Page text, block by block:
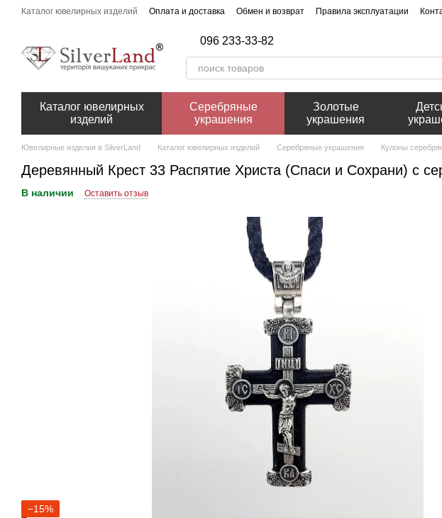
Перейти к основному контенту
Каталог ювелирных изделий Оплата и доставка Обмен и возврат Правила эксплуатации
096 233-33-82
Каталог ювелирных
изделий
Серебряные
украшения
Золотые
украшения
Ювелирные изделия в SilverLand Каталог ювелирных изделий Серебряные украшения Кулоны
Деревянный Крест 33 Распятие Христа (Спаси и Сохрани) с
В наличии Оставить отзыв
−15%